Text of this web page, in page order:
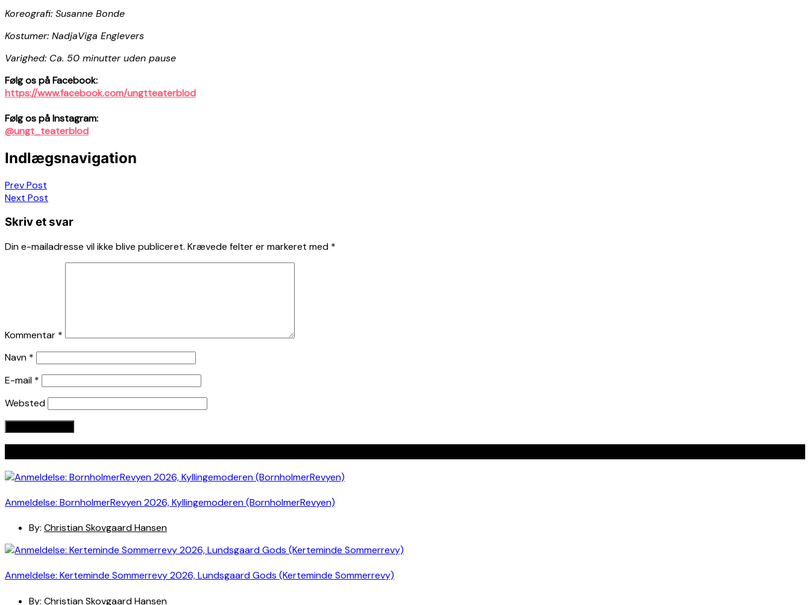
Koreografi: Susanne Bonde
Kostumer: NadjaViga Englevers
Varighed: Ca. 50 minutter uden pause
Følg os på Facebook:
https://www.facebook.com/ungtteaterblod
Følg os på Instagram:
@ungt_teaterblod
Indlægsnavigation
Prev Post
Next Post
Skriv et svar
Din e-mailadresse vil ikke blive publiceret. Krævede felter er markeret med *
Kommentar *
Navn *
E-mail *
Websted
Anmeldelse: BornholmerRevyen 2026, Kyllingemoderen (BornholmerRevyen)
By: Christian Skovgaard Hansen
Anmeldelse: Kerteminde Sommerrevy 2026, Lundsgaard Gods (Kerteminde Sommerrevy)
By: Christian Skovgaard Hansen